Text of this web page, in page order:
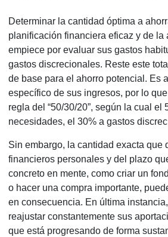
Determinar la cantidad óptima a
planificación financiera eficaz y de
empiece por evaluar sus gastos
gastos discrecionales. Reste este
de base para el ahorro potencial. Es
específico de sus ingresos, por lo
regla del “50/30/20”, según la cual
necesidades, el 30% a gastos
Sin embargo, la cantidad exacta
financieros personales y del plazo
concreto en mente, como criar un
o hacer una compra importante,
en consecuencia. En última
reajustar constantemente sus
que está progresando de forma